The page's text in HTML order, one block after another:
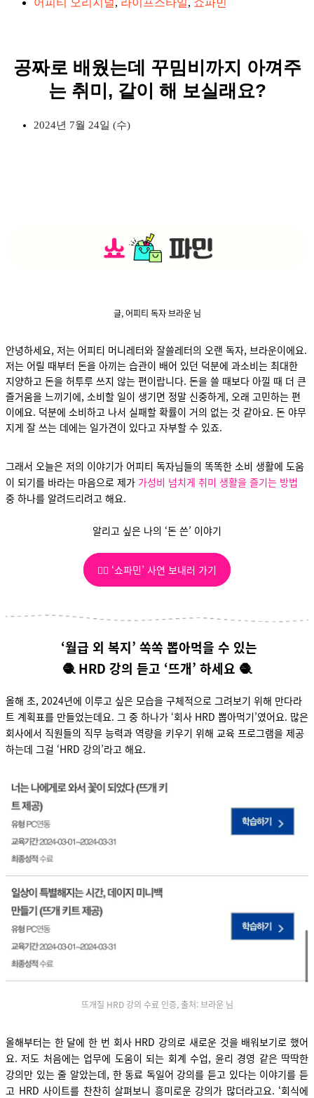
공짜로 배웠는데 꾸밈비까지 아껴주
는 취미, 같이 해 보실래요?
2024년 7월 24일 (수)
글, 어피티 독자 브라운 님
안녕하세요, 저는 어피티 머니레터와 잘쓸레터의 오랜 독자, 브라운이에요.
저는 어릴 때부터 돈을 아끼는 습관이 배어 있던 덕분에 과소비는 최대한
지양하고 돈을 허투루 쓰지 않는 편이랍니다. 돈을 쓸 때보다 아낄 때 더 큰
즐거움을 느끼기에, 소비할 일이 생기면 정말 신중하게, 오래 고민하는 편
이에요. 덕분에 소비하고 나서 실패할 확률이 거의 없는 것 같아요. 돈 야무
지게 잘 쓰는 데에는 일가견이 있다고 자부할 수 있죠.
그래서 오늘은 저의 이야기가 어피티 독자님들의 똑똑한 소비 생활에 도움
이 되기를 바라는 마음으로 제가 가성비 넘치게 취미 생활을 즐기는 방법
중 하나를 알려드리려고 해요.
알리고 싶은 나의 ‘돈 쓴’ 이야기
✍🏻 ‘쇼파민’ 사연 보내러 가기
‘월급 외 복지’ 쏙쏙 뽑아먹을 수 있는
🧶HRD 강의 듣고 ‘뜨개’ 하세요 🧶
올해 초, 2024년에 이루고 싶은 모습을 구체적으로 그려보기 위해 만다라
트 계획표를 만들었는데요. 그 중 하나가 ‘회사 HRD 뽑아먹기’였어요. 많은
회사에서 직원들의 직무 능력과 역량을 키우기 위해 교육 프로그램을 제공
하는데 그걸 ‘HRD 강의’라고 해요.
뜨개질 HRD 강의 수료 인증, 출처: 브라운 님
올해부터는 한 달에 한 번 회사 HRD 강의로 새로운 것을 배워보기로 했어
요. 저도 처음에는 업무에 도움이 되는 회계 수업, 윤리 경영 같은 딱딱한
강의만 있는 줄 알았는데, 한 동료 독일어 강의를 듣고 있다는 이야기를 듣
고 HRD 사이트를 찬찬히 살펴보니 흥미로운 강의가 많더라고요. ‘회식에